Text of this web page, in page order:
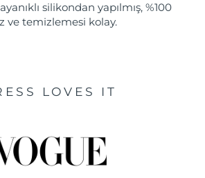
silikondan yapılmış, %100
ve temizlemesi kolay.
LOVES IT